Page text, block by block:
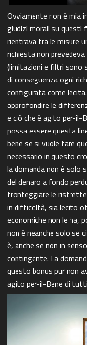
Ovviamente non è mia
giudizi morali su questi
rientrava tra le misure
richiesta non
(limitazioni e filtri sono
di conseguenza ogni
configurata come
approfondire le
e ciò che è agito per-il-
possa essere questa
bene se si vuole fare
necessario in questo
la domanda non è solo
del denaro a fondo
fronteggiare le
in difficoltà, sia lecito
economiche non le ha,
non è neanche solo se
è, anche se non in
contingente. La
questo bonus pur non
agito per-il-Bene di